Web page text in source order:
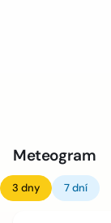
Meteogram
3 dny 7 dní